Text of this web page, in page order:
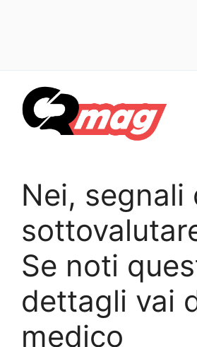
contenuto
Nei, segnali
Se noti
dettagli vai
medico